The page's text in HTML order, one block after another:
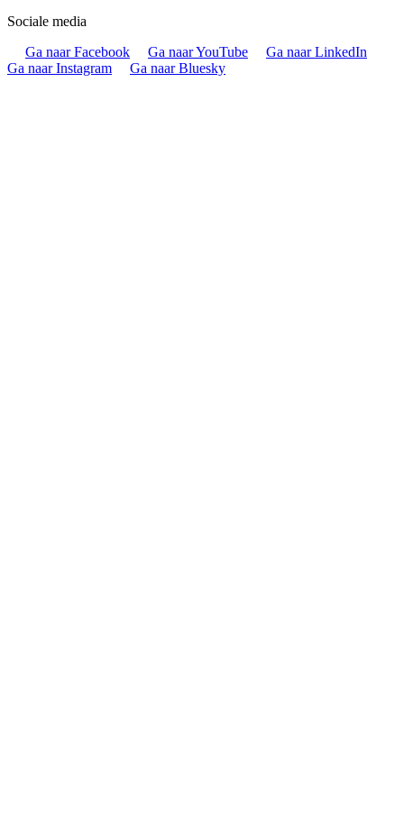
Sociale media
Ga naar Facebook
Ga naar YouTube
Ga naar LinkedIn
Ga naar Instagram
Ga naar Bluesky